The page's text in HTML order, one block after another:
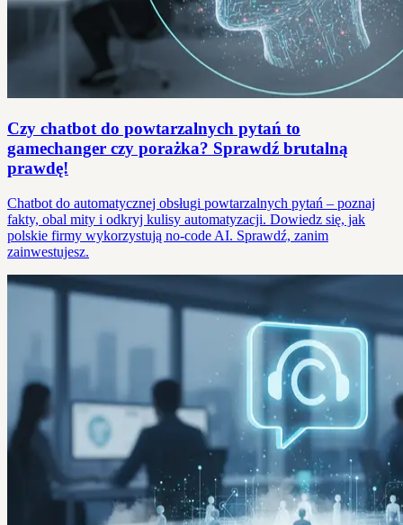
Czy chatbot do powtarzalnych pytań to
gamechanger czy porażka? Sprawdź brutalną
prawdę!
Chatbot do automatycznej obsługi powtarzalnych pytań – poznaj
fakty, obal mity i odkryj kulisy automatyzacji. Dowiedz się, jak
polskie firmy wykorzystują no-code AI. Sprawdź, zanim
zainwestujesz.